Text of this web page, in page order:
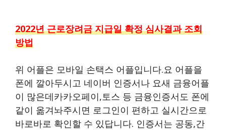
2022년 근로장려금 지급일 확정 심사결과 조회
방법
위 어플은 모바일 손택스 어플입니다.요 어플을
폰에 깔아두시고 네이버 인증서나 요새 금융어플
이 많은데카카오페이,토스 등 금융인증서도 폰에
같이 옮겨놔주시면 로그인이 편하고 실시간으로
바로바로 확인할 수 있답니다. 인증서는 공동,간